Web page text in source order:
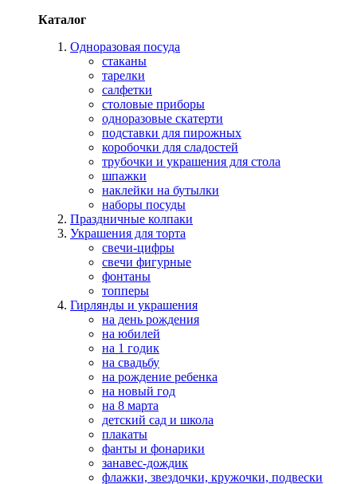
Каталог
Одноразовая посуда
стаканы
тарелки
салфетки
столовые приборы
одноразовые скатерти
подставки для пирожных
коробочки для сладостей
трубочки и украшения для стола
шпажки
наклейки на бутылки
наборы посуды
Праздничные колпаки
Украшения для торта
свечи-цифры
свечи фигурные
фонтаны
топперы
Гирлянды и украшения
на день рождения
на юбилей
на 1 годик
на свадьбу
на рождение ребенка
на новый год
на 8 марта
детский сад и школа
плакаты
фанты и фонарики
занавес-дождик
флажки, звездочки, кружочки, подвески